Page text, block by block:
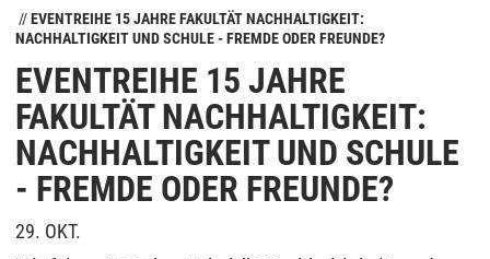
EVENTREIHE 15 JAHRE FAKULTÄT NACHHALTIGKEIT:
NACHHALTIGKEIT UND SCHULE - FREMDE ODER FREUNDE?
EVENTREIHE 15 JAHRE
FAKULTÄT NACHHALTIGKEIT:
NACHHALTIGKEIT UND SCHULE
- FREMDE ODER FREUNDE?
29. OKT.